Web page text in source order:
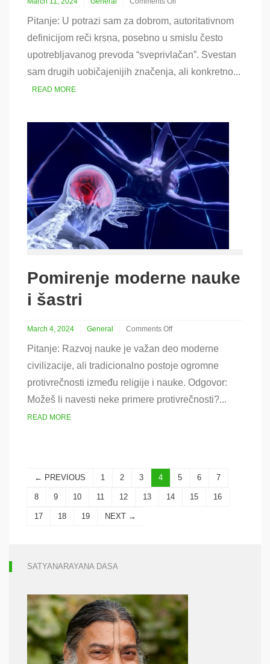
Značenje
mantre,
Pitanje: U potrazi sam za dobrom, autoritativnom
definicijom reči kṛṣṇa, posebno u smislu često
upotrebljavanog prevoda “sveprivlačan”. Svestan
sam drugih uobičajenijih značenja, ali konkretno...
READ MORE
Pomirenje moderne nauke
i šastri
March 4, 2024 General
Comments Off
Pomirenje
moderne
i
šastri
Pitanje: Razvoj nauke je važan deo moderne
civilizacije, ali tradicionalno postoje ogromne
protivrečnosti između religije i nauke. Odgovor:
Možeš li navesti neke primere protivrečnosti?...
READ MORE
← PREVIOUS 1 2 3 4 5 6 7
8 9 10 11 12 13 14 15 16
17 18 19 NEXT →
SATYANARAYANA DASA